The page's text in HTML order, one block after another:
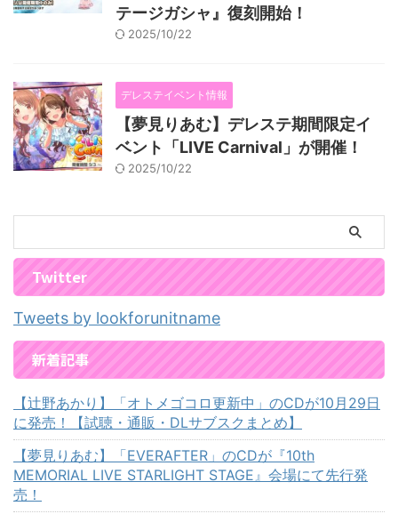
テージガシャ』復刻開始！
2025/10/22
デレステイベント情報
【夢見りあむ】デレステ期間限定イ
ベント「LIVE Carnival」が開催！
2025/10/22
Twitter
Tweets by lookforunitname
新着記事
【辻野あかり】「オトメゴコロ更新中」のCDが10月29日
に発売！【試聴・通販・DLサブスクまとめ】
【夢見りあむ】「EVERAFTER」のCDが『10th
MEMORIAL LIVE STARLIGHT STAGE』会場にて先行発
売！